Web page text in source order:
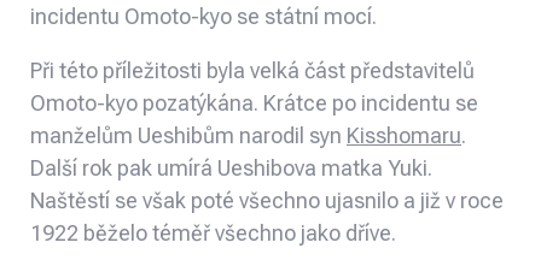
incidentu Omoto-kyo se státní mocí.
Při této příležitosti byla velká část představitelů
Omoto-kyo pozatýkána. Krátce po incidentu se
manželům Ueshibům narodil syn Kisshomaru.
Další rok pak umírá Ueshibova matka Yuki.
Naštěstí se však poté všechno ujasnilo a již v roce
1922 běželo téměř všechno jako dříve.